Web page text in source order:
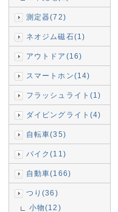
測定器(72)
ネオジム磁石(1)
アウトドア(16)
スマートホン(14)
フラッシュライト(1)
ダイビングライト(4)
自転車(35)
バイク(11)
自動車(166)
つり(36)
小物(12)